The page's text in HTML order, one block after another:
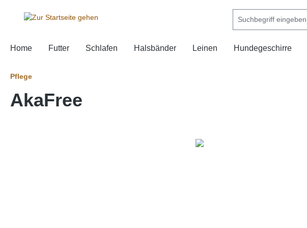
Home Futter Schlafen Halsbänder Leinen Hundegeschirre
Pflege
AkaFree